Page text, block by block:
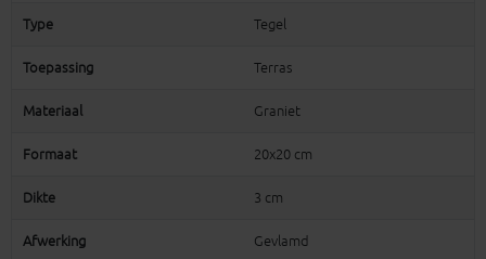
Type Tegel
Toepassing Terras
Materiaal Graniet
Formaat 20x20 cm
Dikte 3 cm
Afwerking Gevlamd